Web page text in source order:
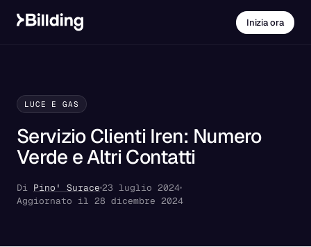
Inizia ora
LUCE E GAS
Servizio Clienti Iren: Numero
Verde e Altri Contatti
Di Pino' Surace 23 luglio 2024
Aggiornato il 28 dicembre 2024